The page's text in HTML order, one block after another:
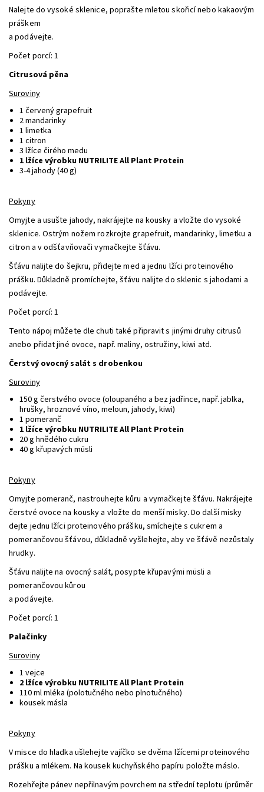
Nalejte do vysoké sklenice, poprašte mletou skořicí nebo kakaovým
práškem
a podávejte.
Počet porcí: 1
Citrusová pěna
Suroviny
1 červený grapefruit
2 mandarinky
1 limetka
1 citron
3 lžíce čirého medu
1 lžíce výrobku NUTRILITE All Plant Protein
3-4 jahody (40 g)
Pokyny
Omyjte a usušte jahody, nakrájejte na kousky a vložte do vysoké
sklenice. Ostrým nožem rozkrojte grapefruit, mandarinky, limetku a
citron a v odšťavňovači vymačkejte šťávu.
Šťávu nalijte do šejkru, přidejte med a jednu lžíci proteinového
prášku. Důkladně promíchejte, šťávu nalijte do sklenic s jahodami a
podávejte.
Počet porcí: 1
Tento nápoj můžete dle chuti také připravit s jinými druhy citrusů
anebo přidat jiné ovoce, např. maliny, ostružiny, kiwi atd.
Čerstvý ovocný salát s drobenkou
Suroviny
150 g čerstvého ovoce (oloupaného a bez jadřince, např. jablka,
hrušky, hroznové víno, meloun, jahody, kiwi)
1 pomeranč
1 lžíce výrobku NUTRILITE All Plant Protein
20 g hnědého cukru
40 g křupavých müsli
Pokyny
Omyjte pomeranč, nastrouhejte kůru a vymačkejte šťávu. Nakrájejte
čerstvé ovoce na kousky a vložte do menší misky. Do další misky
dejte jednu lžíci proteinového prášku, smíchejte s cukrem a
pomerančovou šťávou, důkladně vyšlehejte, aby ve šťávě nezůstaly
hrudky.
Šťávu nalijte na ovocný salát, posypte křupavými müsli a
pomerančovou kůrou
a podávejte.
Počet porcí: 1
Palačinky
Suroviny
1 vejce
2 lžíce výrobku NUTRILITE All Plant Protein
110 ml mléka (polotučného nebo plnotučného)
kousek másla
Pokyny
V misce do hladka ušlehejte vajíčko se dvěma lžícemi proteinového
prášku a mlékem. Na kousek kuchyňského papíru položte máslo.
Rozehřejte pánev nepřilnavým povrchem na střední teplotu (průměr